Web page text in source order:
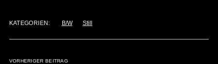
KATEGORIEN: B/W Still
VORHERIGER BEITRAG